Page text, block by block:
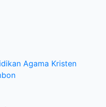
Agama Kristen